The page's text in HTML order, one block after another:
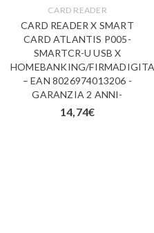
CARD READER
CARD READER X SMART
CARD ATLANTIS P005-
SMARTCR-U USB X
HOMEBANKING/
– EAN 8026974013206 -
GARANZIA 2 ANNI-
14,74€